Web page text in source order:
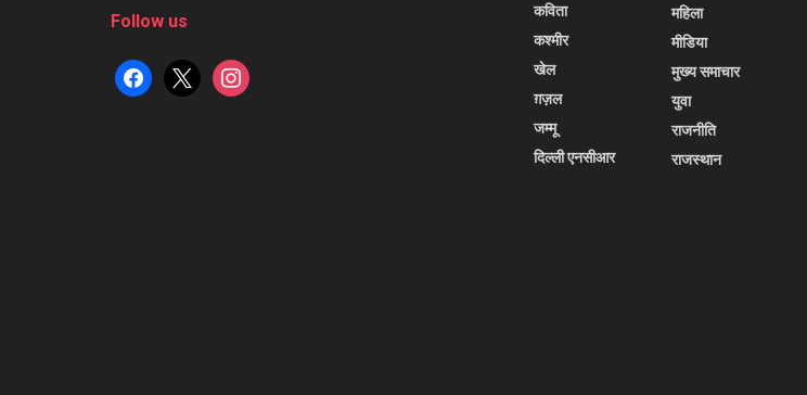
Follow us
facebook
x instagram
कविता
कश्मीर
खेल
ग़ज़ल
जम्मू
दिल्ली एनसीआर
महिला
मीडिया
मुख्य समाचार
युवा
राजनीति
राजस्थान